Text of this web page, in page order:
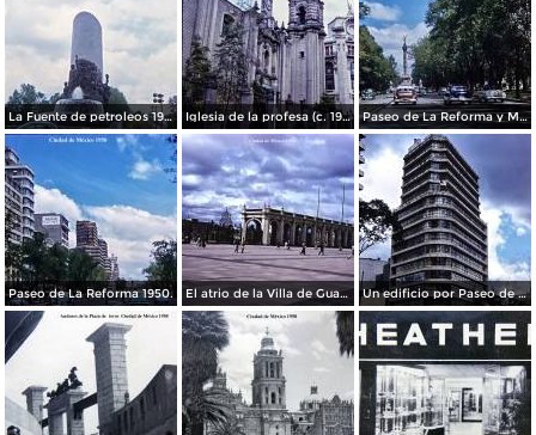
La Fuente de petroleos 1950. Iglesia de la profesa (c. 1950) Paseo de La Reforma y Mto a La Independencia 1950
Paseo de La Reforma 1950. El atrio de la Villa de Guadalupe 1950. Un edificio por Paseo de La Reforma 1950